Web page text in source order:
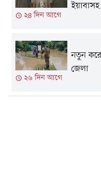
২৪ দিন আগে
২৬ দিন আগে
নতুন
জেলা